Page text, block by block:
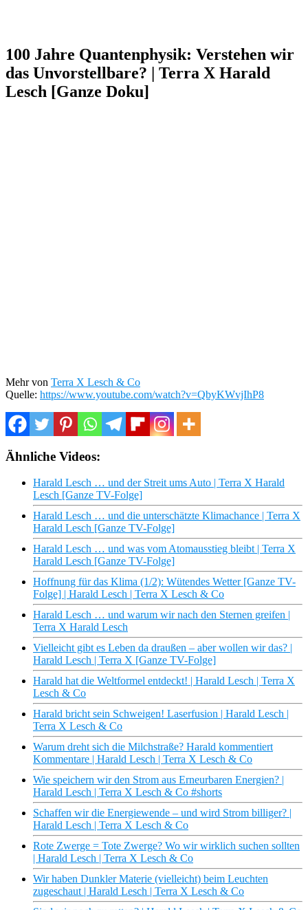
100 Jahre Quantenphysik: Verstehen wir
das Unvorstellbare? | Terra X Harald
Lesch [Ganze Doku]
Mehr von Terra X Lesch & Co
Quelle: https://www.youtube.com/watch?v=QbyKWvjIhP8
Ähnliche Videos:
Harald Lesch … und der Streit ums Auto | Terra X Harald
Lesch [Ganze TV-Folge]
Harald Lesch … und die unterschätzte Klimachance | Terra X
Harald Lesch [Ganze TV-Folge]
Harald Lesch … und was vom Atomausstieg bleibt | Terra X
Harald Lesch [Ganze TV-Folge]
Hoffnung für das Klima (1/2): Wütendes Wetter [Ganze TV-
Folge] | Harald Lesch | Terra X Lesch & Co
Harald Lesch … und warum wir nach den Sternen greifen |
Terra X Harald Lesch
Vielleicht gibt es Leben da draußen – aber wollen wir das? |
Harald Lesch | Terra X [Ganze TV-Folge]
Harald hat die Weltformel entdeckt! | Harald Lesch | Terra X
Lesch & Co
Harald bricht sein Schweigen! Laserfusion | Harald Lesch |
Terra X Lesch & Co
Warum dreht sich die Milchstraße? Harald kommentiert
Kommentare | Harald Lesch | Terra X Lesch & Co
Wie speichern wir den Strom aus Erneurbaren Energien? |
Harald Lesch | Terra X Lesch & Co #shorts
Schaffen wir die Energiewende – und wird Strom billiger? |
Harald Lesch | Terra X Lesch & Co
Rote Zwerge = Tote Zwerge? Wo wir wirklich suchen sollten
| Harald Lesch | Terra X Lesch & Co
Wir haben Dunkler Materie (vielleicht) beim Leuchten
zugeschaut | Harald Lesch | Terra X Lesch & Co